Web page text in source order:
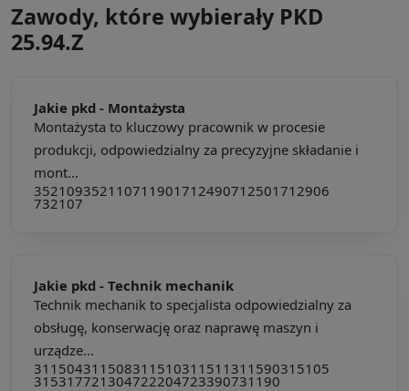
Zawody, które wybierały PKD
25.94.Z
Jakie pkd - Montażysta
Montażysta to kluczowy pracownik w procesie
produkcji, odpowiedzialny za precyzyjne składanie i
mont...
352109352110711901712490712501712906
732107
Jakie pkd - Technik mechanik
Technik mechanik to specjalista odpowiedzialny za
obsługę, konserwację oraz naprawę maszyn i
urządze...
311504311508311510311511311590315105
315317721304722204723390731190